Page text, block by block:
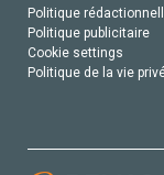
Politique
Politique publicitaire
Cookie settings
Politique de la vie